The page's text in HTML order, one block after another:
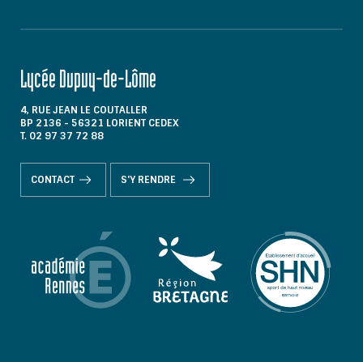
Lycée Dupuy-de-Lôme
4, RUE JEAN LE COUTALLER
BP 2136 - 56321 LORIENT CEDEX
T. 02 97 37 72 88
CONTACT S'Y RENDRE